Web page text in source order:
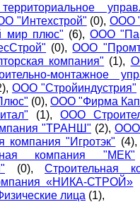
"Интехстрой" (0), ООО
плюс" (6),ООО
(0),ООО
компания" (1),
монтажное
ООО "Стройиндустрия"
(0), ООО "Фирма
(1), ООО
"ТРАНШ" (2), ООО
компания "Игротэк"
компания "МЕК"
(0), Строительная
«НИКА-СТРОЙ»
лица (1),